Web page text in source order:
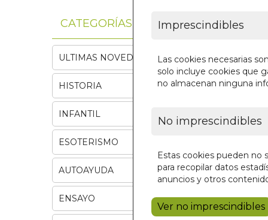
Imprescindibles
Las cookies necesarias
solo incluye cookies que
no almacenan ninguna
No imprescindibles
Estas cookies pueden no
para recopilar datos
anuncios y otros
Ver no imprescindibles
CATEGORÍAS
ULTIMAS NOVEDADES
HISTORIA
INFANTIL
ESOTERISMO
AUTOAYUDA
ENSAYO